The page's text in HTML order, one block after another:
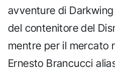
avventure di
del contenitore del
mentre per il mercato
Ernesto Brancucci